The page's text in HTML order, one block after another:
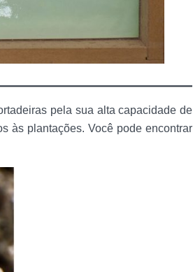
pela sua alta capacidade de
às plantações. Você pode encontrar